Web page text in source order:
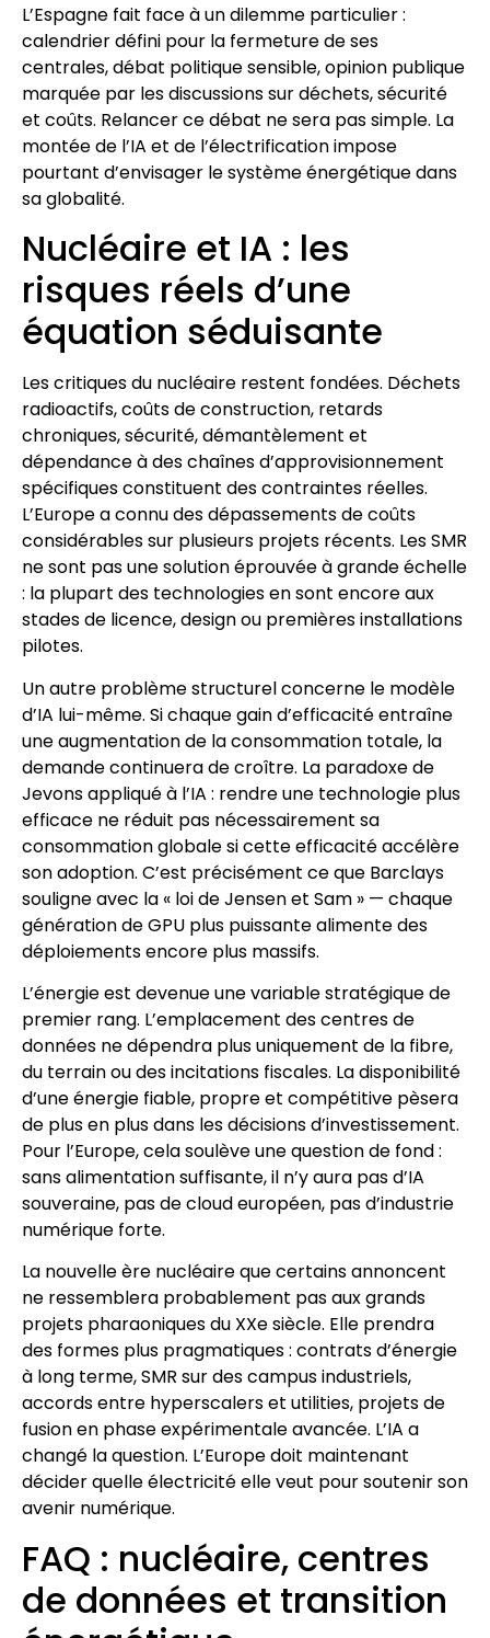
L’Espagne fait face à un dilemme particulier :
calendrier défini pour la fermeture de ses
centrales, débat politique sensible, opinion publique
marquée par les discussions sur déchets, sécurité
et coûts. Relancer ce débat ne sera pas simple. La
montée de l’IA et de l’électrification impose
pourtant d’envisager le système énergétique dans
sa globalité.
Nucléaire et IA : les
risques réels d’une
équation séduisante
Les critiques du nucléaire restent fondées. Déchets
radioactifs, coûts de construction, retards
chroniques, sécurité, démantèlement et
dépendance à des chaînes d’approvisionnement
spécifiques constituent des contraintes réelles.
L’Europe a connu des dépassements de coûts
considérables sur plusieurs projets récents. Les SMR
ne sont pas une solution éprouvée à grande échelle
: la plupart des technologies en sont encore aux
stades de licence, design ou premières installations
pilotes.
Un autre problème structurel concerne le modèle
d’IA lui-même. Si chaque gain d’efficacité entraîne
une augmentation de la consommation totale, la
demande continuera de croître. La paradoxe de
Jevons appliqué à l’IA : rendre une technologie plus
efficace ne réduit pas nécessairement sa
consommation globale si cette efficacité accélère
son adoption. C’est précisément ce que Barclays
souligne avec la « loi de Jensen et Sam » — chaque
génération de GPU plus puissante alimente des
déploiements encore plus massifs.
L’énergie est devenue une variable stratégique de
premier rang. L’emplacement des centres de
données ne dépendra plus uniquement de la fibre,
du terrain ou des incitations fiscales. La disponibilité
d’une énergie fiable, propre et compétitive pèsera
de plus en plus dans les décisions d’investissement.
Pour l’Europe, cela soulève une question de fond :
sans alimentation suffisante, il n’y aura pas d’IA
souveraine, pas de cloud européen, pas d’industrie
numérique forte.
La nouvelle ère nucléaire que certains annoncent
ne ressemblera probablement pas aux grands
projets pharaoniques du XXe siècle. Elle prendra
des formes plus pragmatiques : contrats d’énergie
à long terme, SMR sur des campus industriels,
accords entre hyperscalers et utilities, projets de
fusion en phase expérimentale avancée. L’IA a
changé la question. L’Europe doit maintenant
décider quelle électricité elle veut pour soutenir son
avenir numérique.
FAQ : nucléaire, centres
de données et transition